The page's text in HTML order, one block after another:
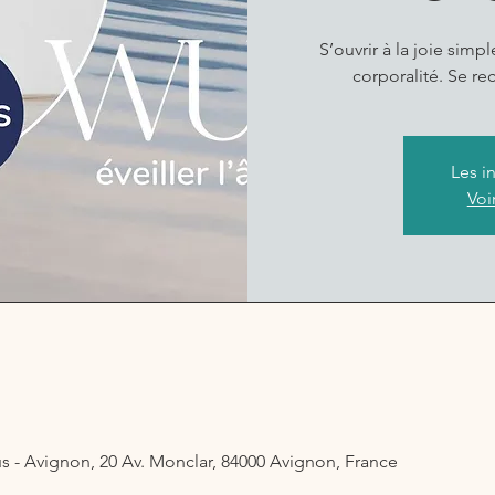
S’ouvrir à la joie
corporalité. Se
Les
Avignon, 20 Av. Monclar, 84000 Avignon, France